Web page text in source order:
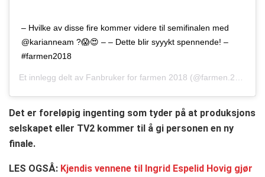
– Hvilke av disse fire kommer videre til semifinalen med
@karianneam ?😱😍 – – Dette blir syyykt spennende! –
#farmen2018
Et innlegg delt av Fanbruker for farmen 2018 (@farmen.2018)
Det er foreløpig ingenting som tyder på at produksjons
selskapet eller TV2 kommer til å gi personen en ny
finale.
LES OGSÅ: Kjendis vennene til Ingrid Espelid Hovig gjør